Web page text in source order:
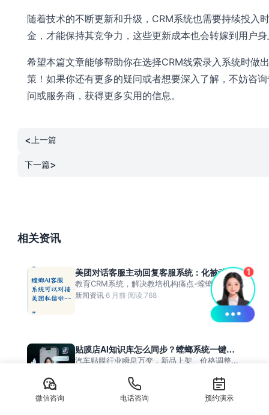
随着技术的不断更新和升级，CRM系统也需要持续投入
金，才能保持其竞争力，这些更新成本也会转嫁到用户
希望本篇文章能够帮助你在选择CRM线索录入系统时做
策！如果你还有更多的疑问或者想要深入了解，不妨咨
问或服务商，获得更多实用的信息。
< 上一篇
下一篇>
相关资讯
美团对话客服主动回复客服系统：化被动等
待为主动出击的成交艺术
教育CRM系统，解决教培机构痛点-螳螂系...
新闻资讯·6 月前·阅读 768
贴膜店AI知识库怎么同步？螳螂系统一键更
新，让AI永远说对的话
汽车贴膜行业瞬息万变，新品上架、价格调整...
微信咨询 电话咨询 预约演示